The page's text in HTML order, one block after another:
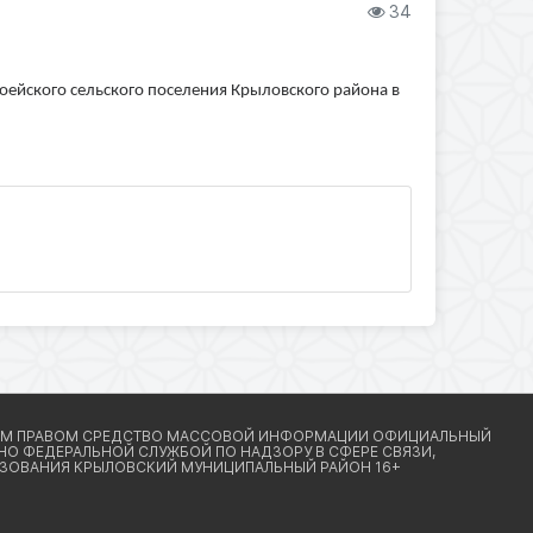
34
сельского поселения Крыловского района в